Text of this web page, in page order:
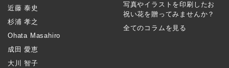
近藤 泰史
杉浦 孝之
Ohata Masahiro
成田 愛恵
大川 智子
写真やイラストを印刷したお
祝い花を贈ってみませんか？
全てのコラムを見る